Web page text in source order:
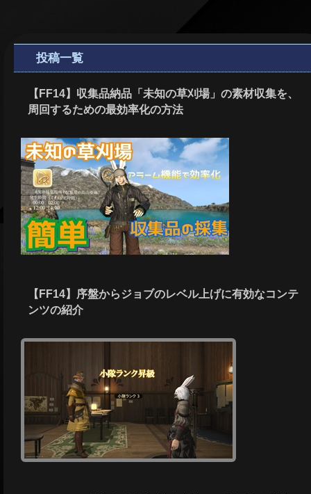
投稿一覧
【FF14】収集品納品「未知の草刈場」の素材収集を、
周回するための最効率化の方法
【FF14】序盤からジョブのレベル上げに有効なコンテ
ンツの紹介